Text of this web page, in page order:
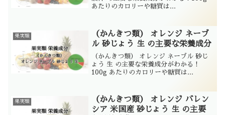
あたりのカロリーや糖質は...
果実類
（かんきつ類） オレンジ ネーブ
ル 砂じょう 生 の主要な栄養成分
（かんきつ類） オレンジ ネーブル 砂じ
ょう 生 の主要な栄養成分がわかる！
100g あたりのカロリーや糖質は...
果実類
（かんきつ類） オレンジ バレン
シア 米国産 砂じょう 生 の主要